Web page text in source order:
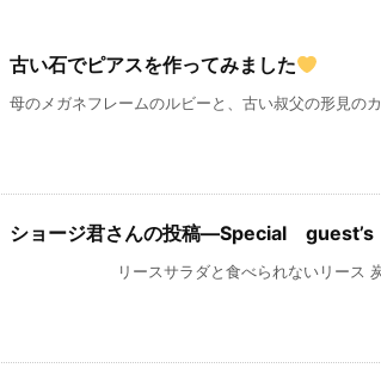
古い石でピアスを作ってみました
母のメガネフレームのルビーと、古い叔父の形見の
ショージ君さんの投稿—Special
リースサラダと食べられないリース 炭火